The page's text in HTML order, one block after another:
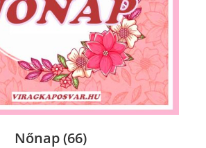
Nőnap(66)